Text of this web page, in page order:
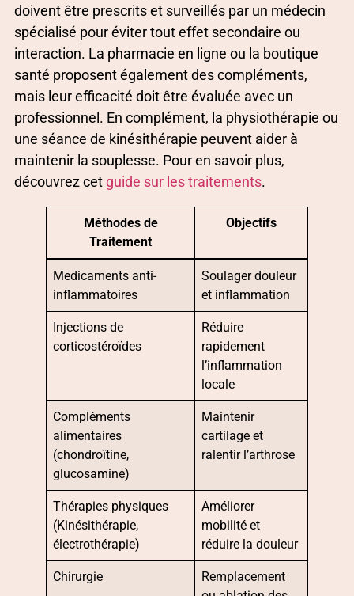
doivent être prescrits et surveillés par un médecin
spécialisé pour éviter tout effet secondaire ou
interaction. La pharmacie en ligne ou la boutique
santé proposent également des compléments,
mais leur efficacité doit être évaluée avec un
professionnel. En complément, la physiothérapie ou
une séance de kinésithérapie peuvent aider à
maintenir la souplesse. Pour en savoir plus,
découvrez cet guide sur les traitements.
Méthodes de
Traitement
Objectifs
Medicaments anti-
inflammatoires
Soulager douleur
et inflammation
Injections de
corticostéroïdes
Réduire
rapidement
l’inflammation
locale
Compléments
alimentaires
(chondroïtine,
glucosamine)
Maintenir
cartilage et
ralentir l’arthrose
Thérapies physiques
(Kinésithérapie,
électrothérapie)
Améliorer
mobilité et
réduire la douleur
Chirurgie
Remplacement